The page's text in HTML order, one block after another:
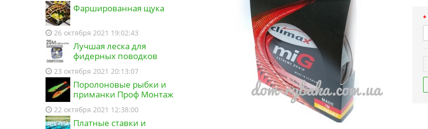
Фаршированная щука
26 октября 2021 19:02:43
Лучшая леска для
фидерных поводков
23 октября 2021 20:13:07
Поролоновые рыбки и
приманки Проф Монтаж
22 октября 2021 12:38:00
Платные ставки и